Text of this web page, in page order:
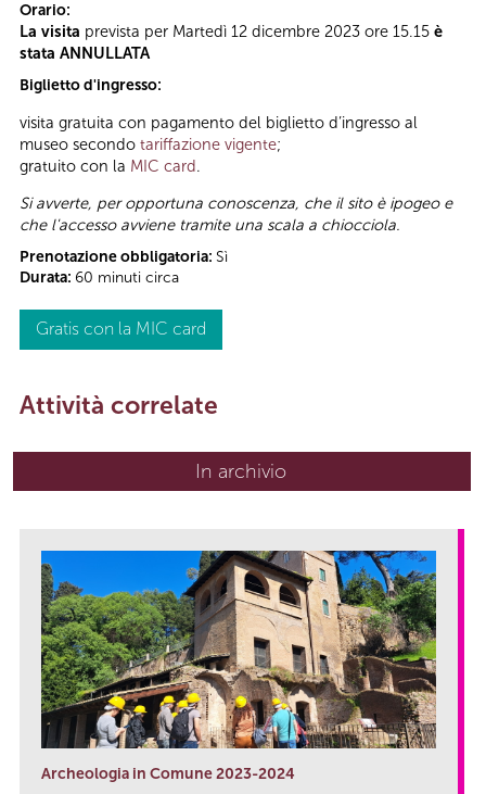
Orario:
La visita prevista per Martedì 12 dicembre 2023 ore 15.15 è
stata ANNULLATA
Biglietto d'ingresso:
visita gratuita con pagamento del biglietto d’ingresso al
museo secondo tariffazione vigente;
gratuito con la MIC card.
Si avverte, per opportuna conoscenza, che il sito è ipogeo e
che l'accesso avviene tramite una scala a chiocciola.
Prenotazione obbligatoria: Sì
Durata: 60 minuti circa
Gratis con la MIC card
Attività correlate
In archivio
Archeologia in Comune 2023-2024